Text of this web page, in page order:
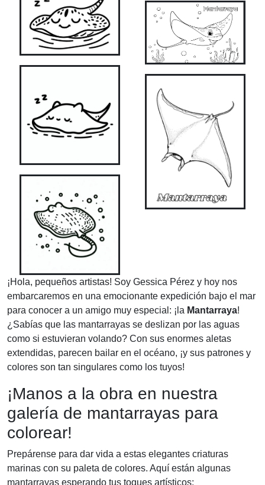
¡Hola, pequeños artistas! Soy Gessica Pérez y hoy nos
embarcaremos en una emocionante expedición bajo el mar
para conocer a un amigo muy especial: ¡la Mantarraya!
¿Sabías que las mantarrayas se deslizan por las aguas
como si estuvieran volando? Con sus enormes aletas
extendidas, parecen bailar en el océano, ¡y sus patrones y
colores son tan singulares como los tuyos!
¡Manos a la obra en nuestra
galería de mantarrayas para
colorear!
Prepárense para dar vida a estas elegantes criaturas
marinas con su paleta de colores. Aquí están algunas
mantarrayas esperando tus toques artísticos: